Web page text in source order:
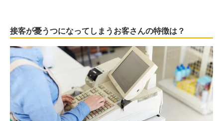
接客が憂うつになってしまうお客さんの特徴は？